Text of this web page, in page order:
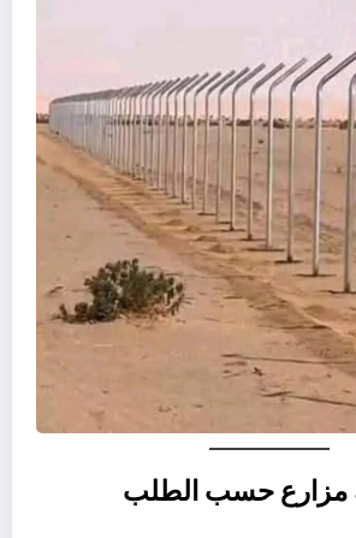
مزارع حسب الطلب